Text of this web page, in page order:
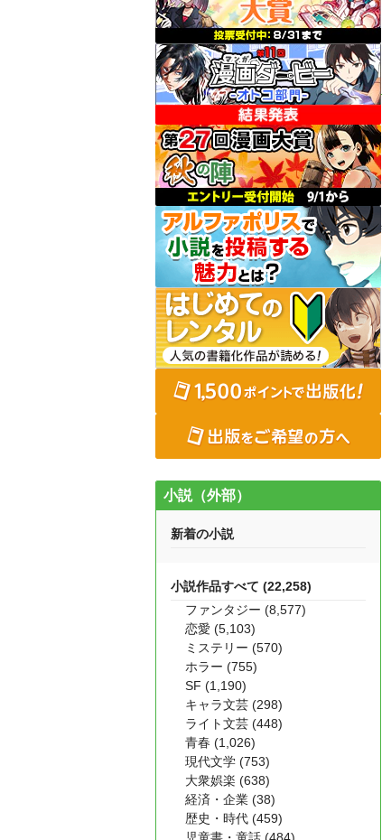
小説（外部）
新着の小説
小説作品すべて (22,258)
ファンタジー (8,577)
恋愛 (5,103)
ミステリー (570)
ホラー (755)
SF (1,190)
キャラ文芸 (298)
ライト文芸 (448)
青春 (1,026)
現代文学 (753)
大衆娯楽 (638)
経済・企業 (38)
歴史・時代 (459)